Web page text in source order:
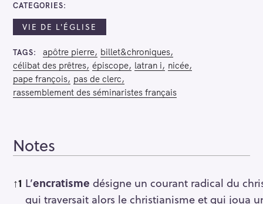
CATEGORIES
VIE DE L'ÉGLISE
TAGS apôtre pierre
billet&chroniques
célibat des prêtres épiscope latran i
nicée
pape françois pas de clerc
rassemblement des séminaristes français
Notes
Notes
↑1 L’encratisme désigne un courant radical du
qui traversait alors le christianisme et qui joua